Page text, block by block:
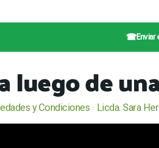
☎Enviar
luego de
y Condiciones Licda. Sara